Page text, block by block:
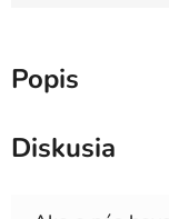
Popis
Diskusia